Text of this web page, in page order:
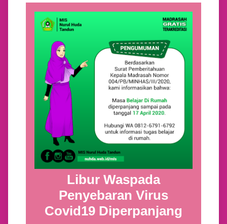
Libur Waspada
Penyebaran Virus
Covid19 Diperpanjang